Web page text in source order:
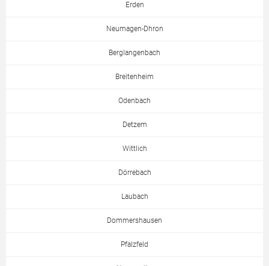
Erden
Neumagen-Dhron
Berglangenbach
Breitenheim
Odenbach
Detzem
Wittlich
Dörrebach
Laubach
Dommershausen
Pfalzfeld